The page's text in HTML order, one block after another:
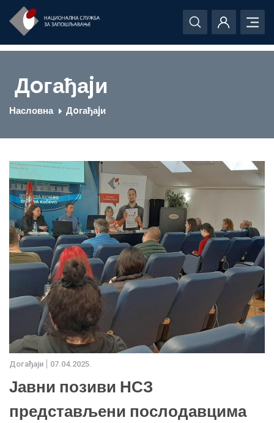
Дoгађаjи
Насловна Дoгађаjи
Дoгађаjи 07.04.2025.
Јавни позиви НСЗ
представљени послодавцима